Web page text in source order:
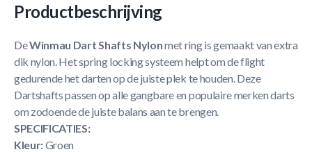
Productbeschrijving
DeWinmau Dart Shafts Nylonmet ring is gemaakt van extra
dik nylon. Het spring locking systeem helpt om de flight
gedurende het darten op de juiste plek te houden. Deze
Dartshafts passen op alle gangbare en populaire merken darts
om zodoende de juiste balans aan te brengen.
SPECIFICATIES:
Kleur:Groen